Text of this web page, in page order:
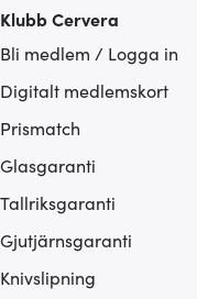
Klubb Cervera
Bli medlem / Logga in
Digitalt medlemskort
Prismatch
Glasgaranti
Tallriksgaranti
Gjutjärnsgaranti
Knivslipning